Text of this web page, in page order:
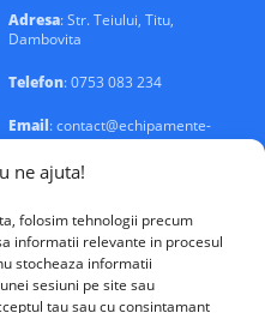
ne ajuta!
folosim tehnologii precum
informatii relevante in procesul
stocheaza informatii
sesiuni pe site sau
tau sau cu consintamant
Adresa: Str. Teiului, Titu,
Dambovita
Telefon: 0753 083 234
Email: contact@echipamente-
electrice.ro
© 2026